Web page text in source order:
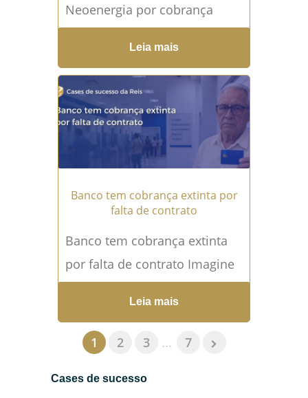
Neoenergia por cobrança
contestada Consumidor
impede corte da Neoenergia
após questionar judicialmente
uma cobrança considerada
abusiva, originada de...
Leia
Leia mais
Banco tem cobrança extinta por
falta de contrato
Banco tem cobrança extinta
por falta de contrato Imagine
receber uma citação judicial
informando que um banco
está cobrando mais de R$...
Leia mais →
Leia mais
1 2 3 ... 7
Cases de sucesso